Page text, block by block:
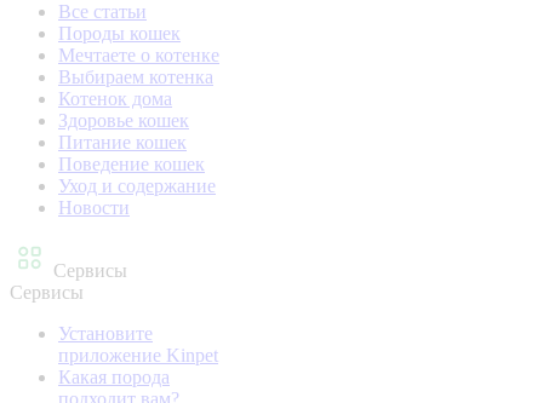
Все статьи
Породы кошек
Мечтаете о котенке
Выбираем котенка
Котенок дома
Здоровье кошек
Питание кошек
Поведение кошек
Уход и содержание
Новости
Сервисы
Сервисы
Установите
приложение Kinpet
Какая порода
подходит вам?